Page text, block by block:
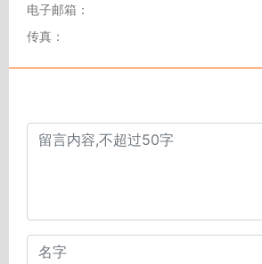
电子邮箱：
传真：